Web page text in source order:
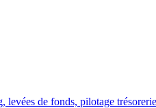
de fonds, pilotage